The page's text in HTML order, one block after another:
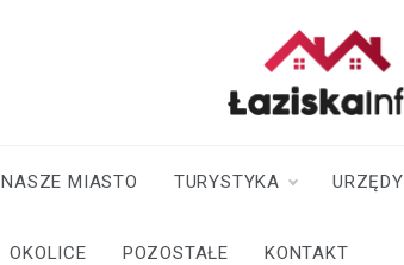
NASZE MIASTO TURYSTYKA URZĘDY
OKOLICE POZOSTAŁE KONTAKT